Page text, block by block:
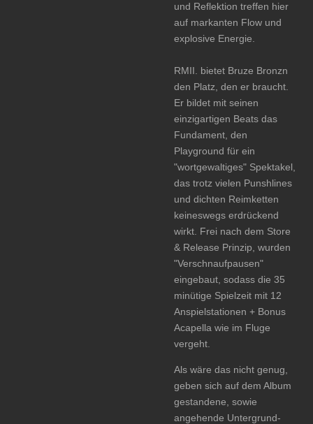
und Reflektion treffen hier
auf markanten Flow und
explosive Energie.
RMII. bietet Bruze Bronzn
den Platz, den er braucht.
Er bildet mit seinen
einzigartigen Beats das
Fundament, den
Playground für ein
"wortgewaltiges" Spektakel,
das trotz vielen Punshlines
und dichten Reimketten
keineswegs erdrückend
wirkt. Frei nach dem Store
& Release Prinzip, wurden
"Verschnaufpausen"
eingebaut, sodass die 35
minütige Spielzeit mit 12
Anspielstationen + Bonus
Acapella wie im Fluge
vergeht.
Als wäre das nicht genug,
geben sich auf dem Album
gestandene, sowie
angehende Untergrund-